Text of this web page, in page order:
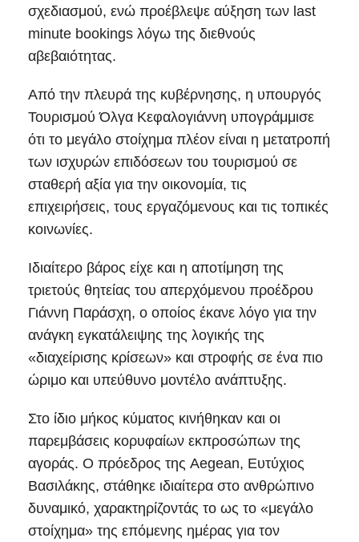
σχεδιασμού, ενώ προέβλεψε αύξηση των last
minute bookings λόγω της διεθνούς
αβεβαιότητας.
Από την πλευρά της κυβέρνησης, η υπουργός
Τουρισμού Όλγα Κεφαλογιάννη υπογράμμισε
ότι το μεγάλο στοίχημα πλέον είναι η μετατροπή
των ισχυρών επιδόσεων του τουρισμού σε
σταθερή αξία για την οικονομία, τις
επιχειρήσεις, τους εργαζόμενους και τις τοπικές
κοινωνίες.
Ιδιαίτερο βάρος είχε και η αποτίμηση της
τριετούς θητείας του απερχόμενου προέδρου
Γιάννη Παράσχη, ο οποίος έκανε λόγο για την
ανάγκη εγκατάλειψης της λογικής της
«διαχείρισης κρίσεων» και στροφής σε ένα πιο
ώριμο και υπεύθυνο μοντέλο ανάπτυξης.
Στο ίδιο μήκος κύματος κινήθηκαν και οι
παρεμβάσεις κορυφαίων εκπροσώπων της
αγοράς. Ο πρόεδρος της Aegean, Ευτύχιος
Βασιλάκης, στάθηκε ιδιαίτερα στο ανθρώπινο
δυναμικό, χαρακτηρίζοντάς το ως το «μεγάλο
στοίχημα» της επόμενης ημέρας για τον